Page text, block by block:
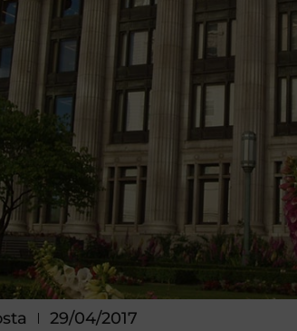
29/04/2017